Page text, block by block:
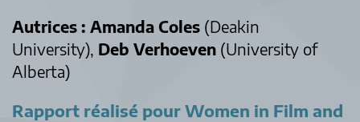
Autrices : Amanda Coles (Deakin
University), Deb Verhoeven (University of
Alberta)
Rapport réalisé pour Women in Film and